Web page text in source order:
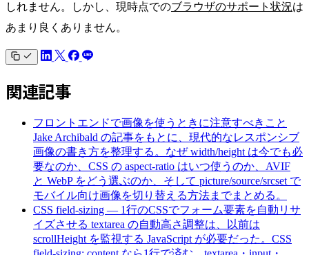
しれません。しかし、現時点でのブラウザのサポート状況は
あまり良くありません。
関連記事
フロントエンドで画像を使うときに注意すべきこと
Jake Archibald の記事をもとに、現代的なレスポンシブ
画像の書き方を整理する。なぜ width/height は今でも必
要なのか、CSS の aspect-ratio はいつ使うのか、AVIF
と WebP をどう選ぶのか、そして picture/source/srcset で
モバイル向け画像を切り替える方法までまとめる。
CSS field-sizing — 1行のCSSでフォーム要素を自動リサ
イズさせる textarea の自動高さ調整は、以前は
scrollHeight を監視する JavaScript が必要だった。CSS